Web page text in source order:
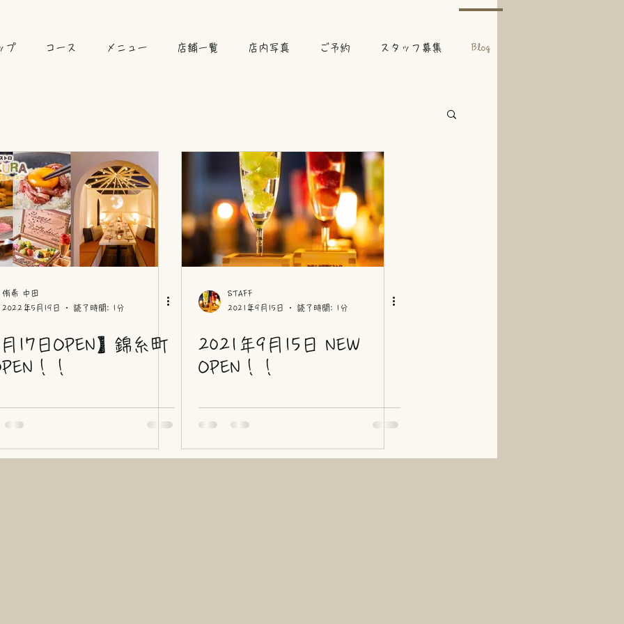
プ コース メニュー 店舗一覧 店内写真 ご予約 スタッフ募集 Blog
侑希 中田
2022年5月19日
読了時間: 1分
17日OPEN】錦糸町
！！
STAFF
2021年9月15日
読了時間: 1分
2021年9月15日 NEW
OPEN！！